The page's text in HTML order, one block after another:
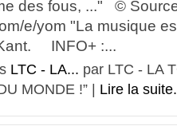
des fous, ..." ©
e/yom "La musique
INFO+ :...
LTC - LA... par LTC - LA
MONDE !” | Lire la